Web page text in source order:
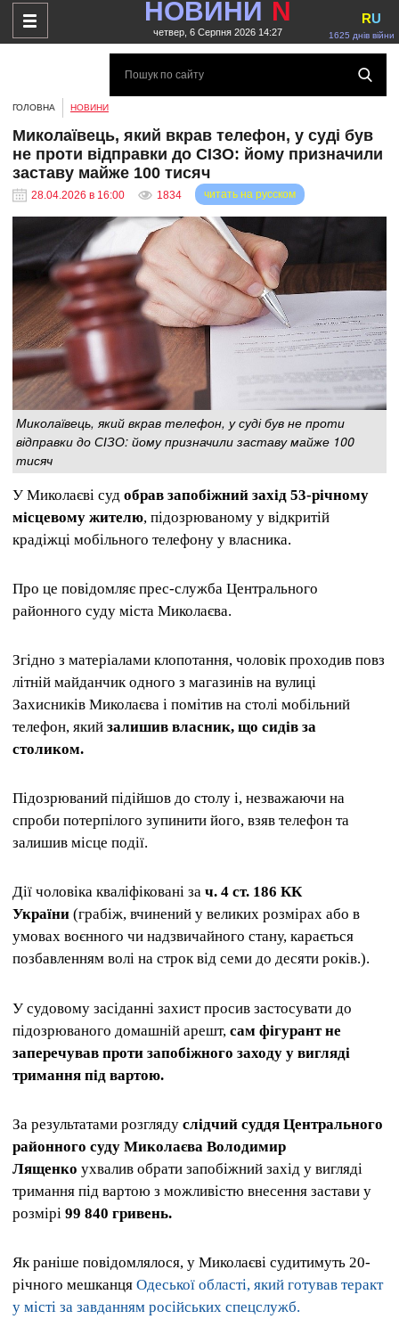
НОВИНИ N
четвер, 6 Серпня 2026 14:27 1625 днів війни
RU
ГОЛОВНА НОВИНИ
Миколаївець, який вкрав телефон, у суді був
не проти відправки до СІЗО: йому призначили
заставу майже 100 тисяч
28.04.2026 в 16:00 1834 читать на русском
Миколаївець, який вкрав телефон, у суді був не проти
відправки до СІЗО: йому призначили заставу майже 100
тисяч
У Миколаєві суд обрав запобіжний захід 53-річному
місцевому жителю, підозрюваному у відкритій
крадіжці мобільного телефону у власника.
Про це повідомляє прес-служба Центрального
районного суду міста Миколаєва.
Згідно з матеріалами клопотання, чоловік проходив повз
літній майданчик одного з магазинів на вулиці
Захисників Миколаєва і помітив на столі мобільний
телефон, який залишив власник, що сидів за
столиком.
Підозрюваний підійшов до столу і, незважаючи на
спроби потерпілого зупинити його, взяв телефон та
залишив місце події.
Дії чоловіка кваліфіковані за ч. 4 ст. 186 КК
України (грабіж, вчинений у великих розмірах або в
умовах воєнного чи надзвичайного стану, карається
позбавленням волі на строк від семи до десяти років.).
У судовому засіданні захист просив застосувати до
підозрюваного домашній арешт, сам фігурант не
заперечував проти запобіжного заходу у вигляді
тримання під вартою.
За результатами розгляду слідчий суддя Центрального
районного суду Миколаєва Володимир
Лященко ухвалив обрати запобіжний захід у вигляді
тримання під вартою з можливістю внесення застави у
розмірі 99 840 гривень.
Як раніше повідомлялося, у Миколаєві судитимуть 20-
річного мешканця Одеської області, який готував теракт
у місті за завданням російських спецслужб.